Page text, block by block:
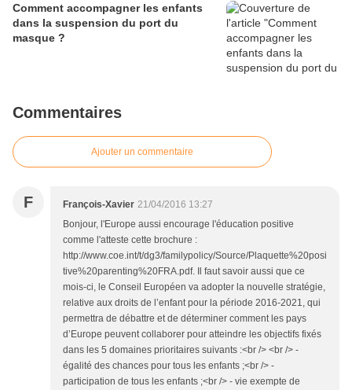
Comment accompagner les enfants
dans la suspension du port du
masque ?
Commentaires
Ajouter un commentaire
F François-Xavier 21/04/2016 13:27
Bonjour, l'Europe aussi encourage l'éducation positive
comme l'atteste cette brochure :
http://www.coe.int/t/dg3/familypolicy/Source/Plaquette%20posi
tive%20parenting%20FRA.pdf. Il faut savoir aussi que ce
mois-ci, le Conseil Européen va adopter la nouvelle stratégie,
relative aux droits de l’enfant pour la période 2016-2021, qui
permettra de débattre et de déterminer comment les pays
d’Europe peuvent collaborer pour atteindre les objectifs fixés
dans les 5 domaines prioritaires suivants :<br /> <br /> -
égalité des chances pour tous les enfants ;<br /> -
participation de tous les enfants ;<br /> - vie exempte de